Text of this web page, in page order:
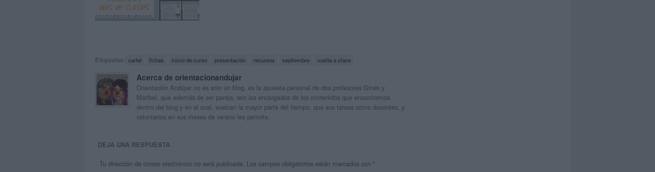
Etiquetas: cartel fichas inicio de curso presentación recursos septiembre vuelta a clase
Acerca de orientacionandujar
Orientación Andújar no es solo un blog, es la apuesta personal de dos profesores Ginés y
Maribel, que además de ser pareja, son los encargados de los contenidos que encontramos
dentro del blog y en el cual, vuelcan la mayor parte del tiempo, que sus tareas como docentes, y
voluntarios en sus meses de verano les permite.
DEJA UNA RESPUESTA
Tu dirección de correo electrónico no será publicada. Los campos obligatorios están marcados con *